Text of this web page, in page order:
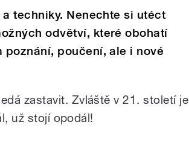
techniky. Nenechte si utéct
odvětví, které obohatí
poznání, poučení, ale i nové
zastavit. Zvláště v 21. století je
už stojí opodál!